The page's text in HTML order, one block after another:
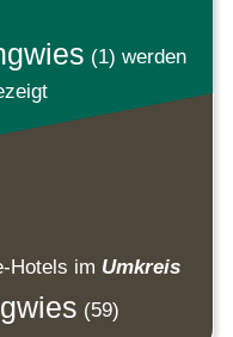
(1) werden
Hotels im Umkreis
(59)